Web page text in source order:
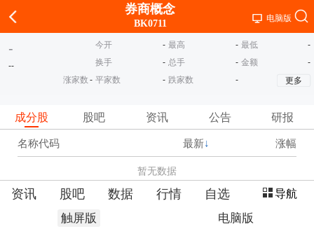
券商概念
BK0711 电脑版
-
--
今开 - 最高 - 最低
-
换手
- 总手 - 金额
-
涨家数 - 平家数 - 跌家数 - 更多
成分股 股吧 资讯 公告 研报
名称代码 最新↓ 涨幅
暂无数据
资讯 股吧 数据 行情 自选 导航
触屏版 电脑版